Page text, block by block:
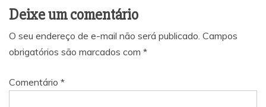
Deixe um comentário
O seu endereço de e-mail não será publicado. Campos
obrigatórios são marcados com *
Comentário *